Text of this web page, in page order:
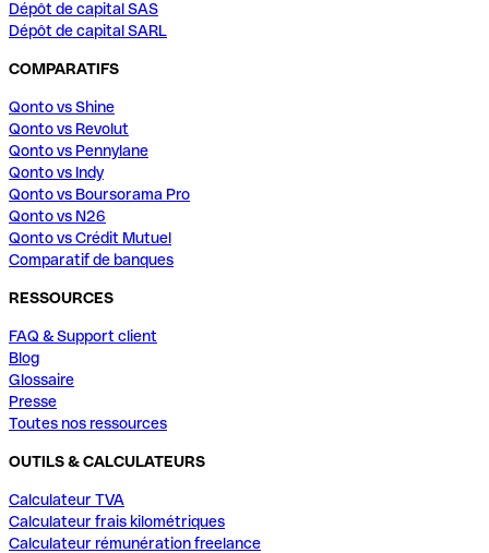
Dépôt de capital SAS
Dépôt de capital SARL
COMPARATIFS
Qonto vs Shine
Qonto vs Revolut
Qonto vs Pennylane
Qonto vs Indy
Qonto vs Boursorama Pro
Qonto vs N26
Qonto vs Crédit Mutuel
Comparatif de banques
RESSOURCES
FAQ & Support client
Blog
Glossaire
Presse
Toutes nos ressources
OUTILS & CALCULATEURS
Calculateur TVA
Calculateur frais kilométriques
Calculateur rémunération freelance